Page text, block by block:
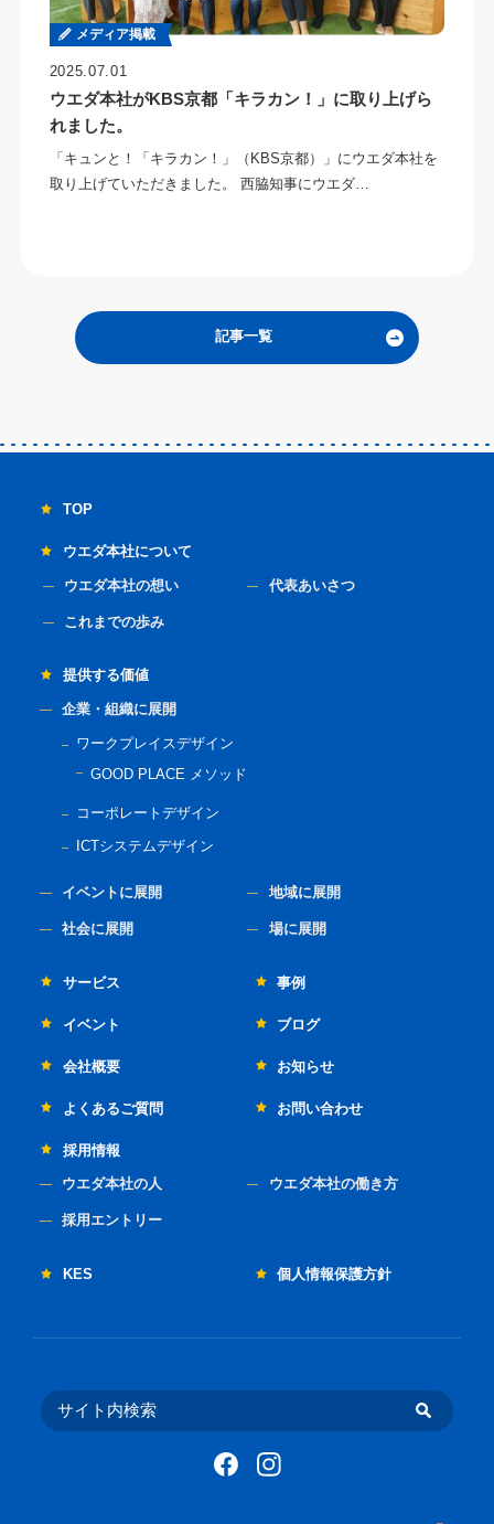
メディア掲載
2025.07.01
ウエダ本社がKBS京都「キラカン！」に取り上げら
れました。
「キュンと！「キラカン！」（KBS京都）」にウエダ本社を
取り上げていただきました。 西脇知事にウエダ…
記事一覧
TOP
ウエダ本社について
ウエダ本社の想い 代表あいさつ
これまでの歩み
提供する価値
企業・組織に展開
ワークプレイスデザイン
GOOD PLACE メソッド
コーポレートデザイン
ICTシステムデザイン
イベントに展開 地域に展開
社会に展開 場に展開
サービス 事例
イベント ブログ
会社概要 お知らせ
よくあるご質問 お問い合わせ
採用情報
ウエダ本社の人 ウエダ本社の働き方
採用エントリー
KES 個人情報保護方針